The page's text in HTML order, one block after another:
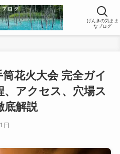
げんきの気まま
なブログ
花火大会 完全ガイ
、アクセス、穴場ス
底解説
日